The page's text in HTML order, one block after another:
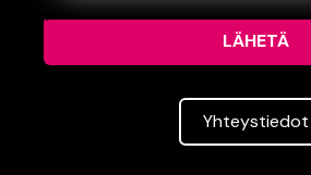
Yhteys­tiedot